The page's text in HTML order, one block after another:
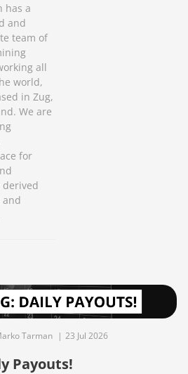
has a
and
team of
all
world,
in Zug,
We are
for
derived
and
Tarman | 23 Jul 2026
Payouts!